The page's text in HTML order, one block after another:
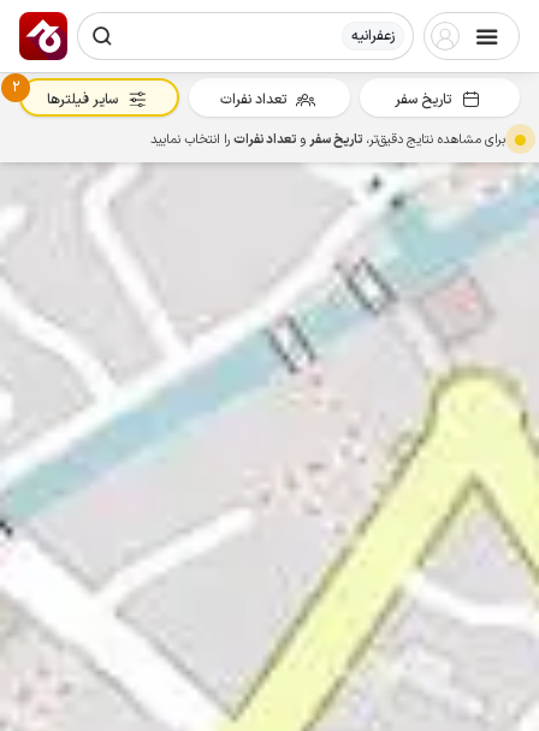
زعفرانیه
تاریخ سفر تعداد نفرات
2
سایر فیلترها
برای مشاهده نتایج دقیق‌تر، تاریخ سفرو تعداد نفراترا انتخاب نمایید